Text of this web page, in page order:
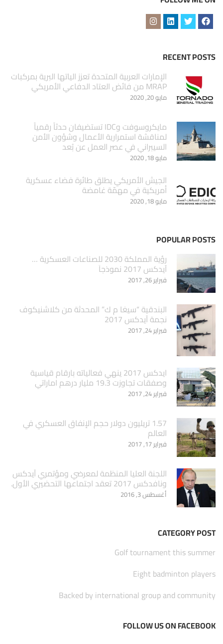
RECENT POSTS
الإمارات العربية المتحدة تعزز الياتها البرية بمركبات
MRAP من فائض العتاد الدفاعي الأمريكي
مايو 20, 2020
مايكروسوفت وIDC تستضيفان حدثاً رقمياً
لمناقشة استمرارية الأعمال وشؤون الأمن
السيبراني في عصر العمل عن بُعد
مايو 18, 2020
الجيش الأمريكي يطلق طائرة فضاء عسكرية
أمريكية في مهمّة غامضة
مايو 18, 2020
POPULAR POSTS
‏رؤية المملكة 2030 للصناعات العسكرية …
آيدكس 2017 نموذجاَ
فبراير 26, 2017
البندقية “سيغا م ك” المحدثة من كلاشنيكوف
نجمة آيدكس 2017
فبراير 24, 2017
ايدكس 2017 ينهي فعالياته بارقام قياسية
وصفقات تجاوزت 19.3 مليار درهم اماراتي
فبراير 24, 2017
1.57 تريليون دولار حجم الإنفاق العسكري في
العالم
فبراير 17, 2017
اللجنة العليا المنظمة لمعرضي ومؤتمري آيدكس
ونافدكس 2017 تعقد اجتماعها التحضيري الأول.
أغسطس 3, 2016
CATEGORY POST
Golf tournament this summer
Eight badminton players
Backed by international group and community
FOLLOW US ON FACEBOOK